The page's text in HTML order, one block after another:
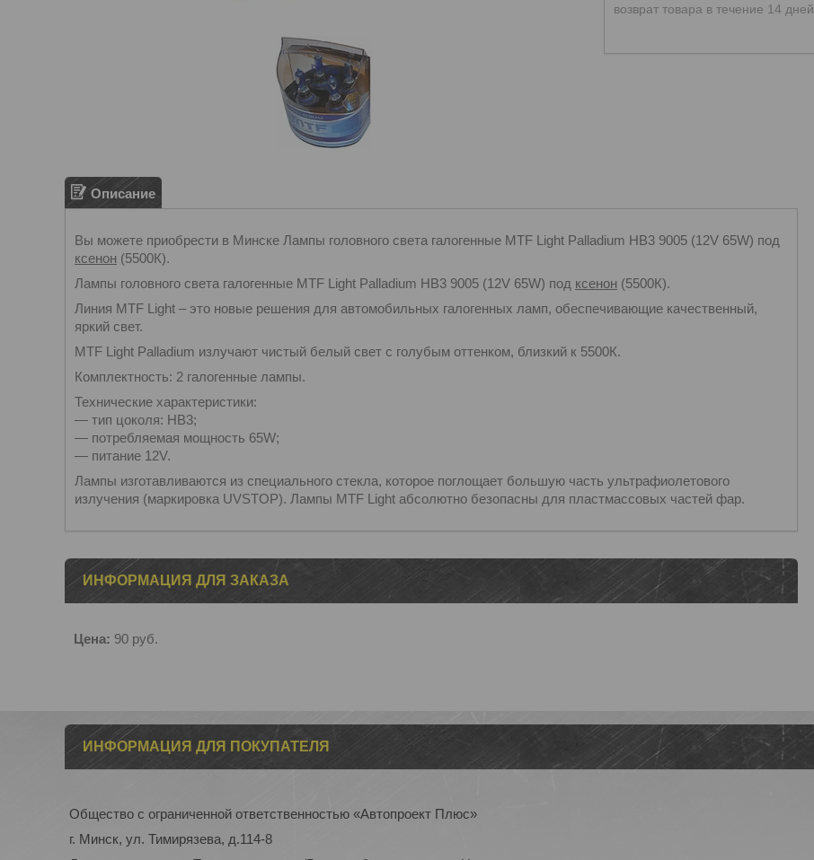
возврат товара в течение 14 дней
Описание
Вы можете приобрести в Минске Лампы головного света галогенные MTF Light Palladium HB3 9005 (12V 65W) под
ксенон (5500К).
Лампы головного света галогенные MTF Light Palladium HB3 9005 (12V 65W) под ксенон (5500К).
Линия MTF Light – это новые решения для автомобильных галогенных ламп, обеспечивающие качественный,
яркий свет.
MTF Light Palladium излучают чистый белый свет с голубым оттенком, близкий к 5500К.
Комплектность: 2 галогенные лампы.
Технические характеристики:
— тип цоколя: HB3;
— потребляемая мощность 65W;
— питание 12V.
Лампы изготавливаются из специального стекла, которое поглощает большую часть ультрафиолетового
излучения (маркировка UVSTOP). Лампы MTF Light абсолютно безопасны для пластмассовых частей фар.
ИНФОРМАЦИЯ ДЛЯ ЗАКАЗА
Цена: 90 руб.
ИНФОРМАЦИЯ ДЛЯ ПОКУПАТЕЛЯ
Общество с ограниченной ответственностью «Автопроект Плюс»
г. Минск, ул. Тимирязева, д.114-8